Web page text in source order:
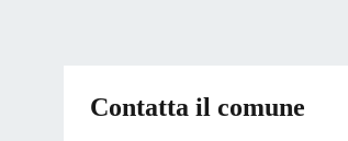
Contatta il comune